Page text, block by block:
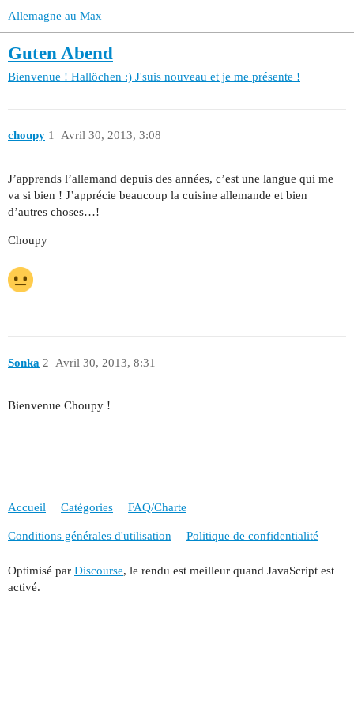
Allemagne au Max
Guten Abend
Bienvenue ! Hallöchen :) J'suis nouveau et je me présente !
choupy Avril 30, 2013, 3:08
1
J’apprends l’allemand depuis des années, c’est une langue qui me
va si bien ! J’apprécie beaucoup la cuisine allemande et bien
d’autres choses…!
Choupy
Sonka Avril 30, 2013, 8:31
2
Bienvenue Choupy !
Accueil Catégories FAQ/Charte
Conditions générales d'utilisation Politique de confidentialité
Optimisé par Discourse, le rendu est meilleur quand JavaScript est
activé.